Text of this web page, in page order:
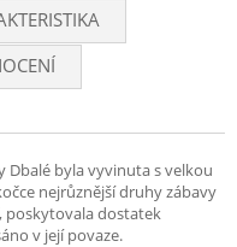
Dbalé byla vyvinuta s velkou
nejrůznější druhy zábavy
poskytovala dostatek
v její povaze.